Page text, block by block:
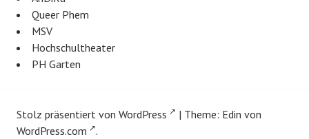
Queer Phem
MSV
Hochschultheater
PH Garten
Stolz präsentiert von WordPress | Theme: Edin von
WordPress.com
.